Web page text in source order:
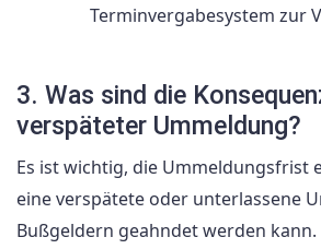
Terminvergabesystem zur
3. Was sind die
verspäteter Ummeldung?
Es ist wichtig, die Ummeldungsfrist
eine verspätete oder unterlassene
Bußgeldern geahndet werden